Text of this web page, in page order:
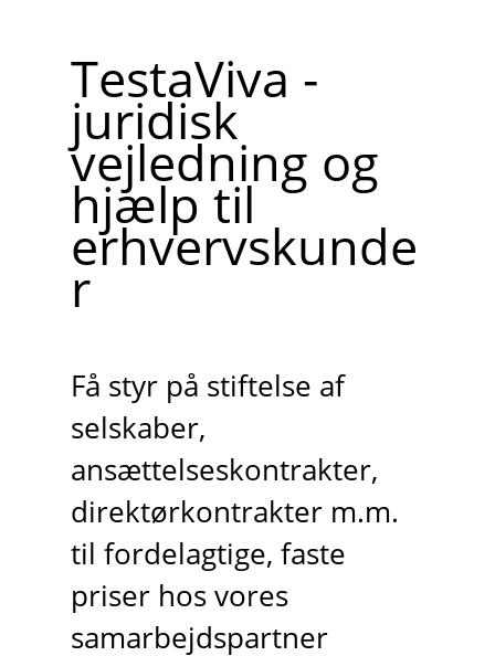
TestaViva -
juridisk
vejledning og
hjælp til
erhvervskunde
r
Få styr på stiftelse af
selskaber,
ansættelseskontrakter,
direktørkontrakter m.m.
til fordelagtige, faste
priser hos vores
samarbejdspartner